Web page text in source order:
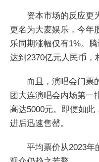
资本市场的反应更
更名为大麦娱乐，今年
乐同期涨幅仅有1%。
达到2370亿元人民币，
而且，演唱会门票
团大连演唱会内场第一
高达5000元。即便如此
进后迅速售罄。
平均票价从2023年